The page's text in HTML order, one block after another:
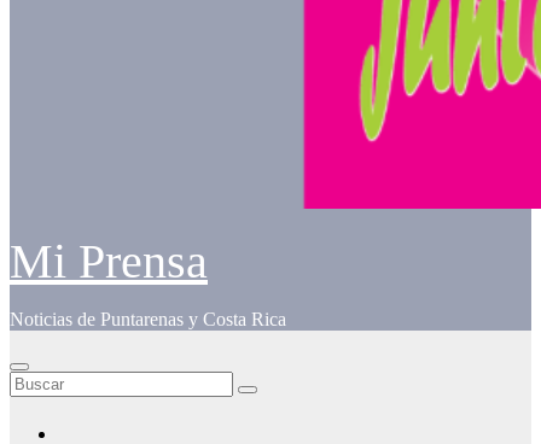
Mi Prensa
Noticias de Puntarenas y Costa Rica